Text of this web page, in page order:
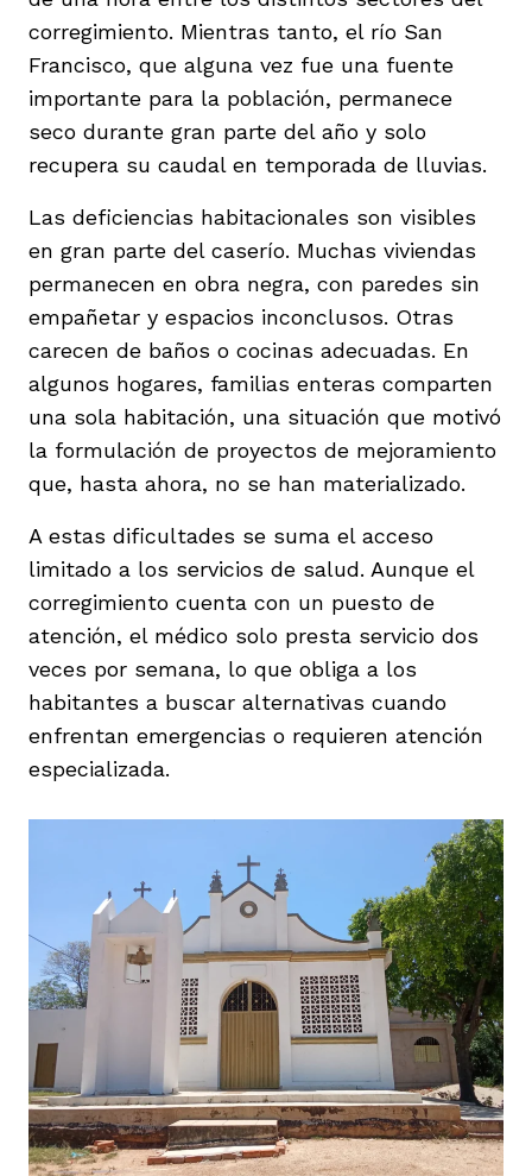
corregimiento. Mientras tanto, el río San
Francisco, que alguna vez fue una fuente
importante para la población, permanece
seco durante gran parte del año y solo
recupera su caudal en temporada de lluvias.
Las deficiencias habitacionales son visibles
en gran parte del caserío. Muchas viviendas
permanecen en obra negra, con paredes sin
empañetar y espacios inconclusos. Otras
carecen de baños o cocinas adecuadas. En
algunos hogares, familias enteras comparten
una sola habitación, una situación que motivó
la formulación de proyectos de mejoramiento
que, hasta ahora, no se han materializado.
A estas dificultades se suma el acceso
limitado a los servicios de salud. Aunque el
corregimiento cuenta con un puesto de
atención, el médico solo presta servicio dos
veces por semana, lo que obliga a los
habitantes a buscar alternativas cuando
enfrentan emergencias o requieren atención
especializada.